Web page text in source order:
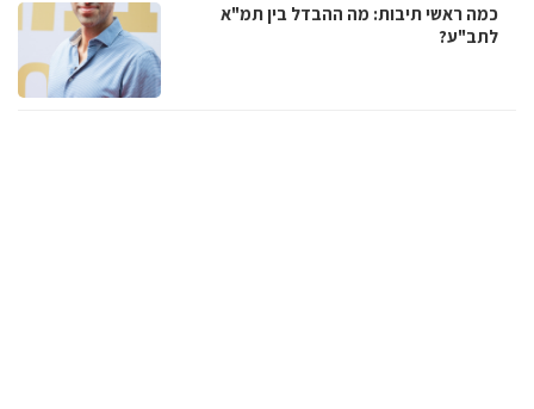
כמה ראשי תיבות: מה ההבדל בין תמ"א
לתב"ע?